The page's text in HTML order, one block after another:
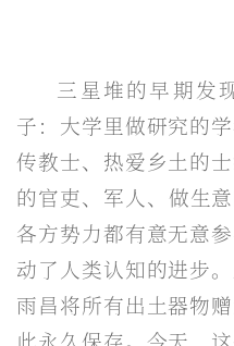
三星堆的早期发
子：大学里做研究的
传教士、热爱乡土的
的官吏、军人、做生
各方势力都有意无意
动了人类认知的进步
雨昌将所有出土器物